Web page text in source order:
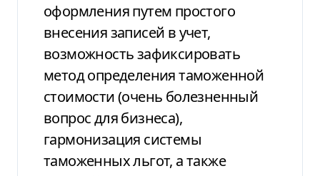
оформления путем простого
внесения записей в учет,
возможность зафиксировать
метод определения таможенной
стоимости (очень болезненный
вопрос для бизнеса),
гармонизация системы
таможенных льгот, а также